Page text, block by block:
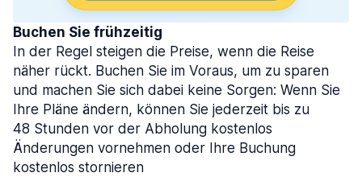
Buchen Sie frühzeitig
In der Regel steigen die Preise, wenn die Reise
näher rückt. Buchen Sie im Voraus, um zu sparen
und machen Sie sich dabei keine Sorgen: Wenn Sie
Ihre Pläne ändern, können Sie jederzeit bis zu
48 Stunden vor der Abholung kostenlos
Änderungen vornehmen oder Ihre Buchung
kostenlos stornieren